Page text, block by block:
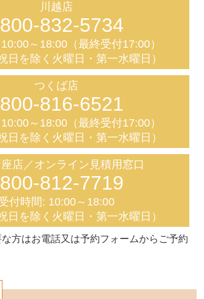
川越店
832-5734
～18:00（最終受付17:00）
日を除く火曜日・第一水曜日）
つくば店
816-6521
～18:00（最終受付17:00）
日を除く火曜日・第一水曜日）
店／オンライン見積用窓口
812-7719
付時間: 10:00～18:00
日を除く火曜日・第一水曜日）
方はお電話又は予約フォームからご予約